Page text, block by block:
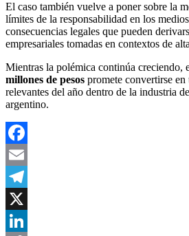
El caso también vuelve a poner sobre la
límites de la responsabilidad en los
consecuencias legales que pueden
empresariales tomadas en contextos de
Mientras la polémica continúa creciendo,
millones de pesos promete convertirse
relevantes del año dentro de la industria
argentino.
Facebook
Email
Telegram
X